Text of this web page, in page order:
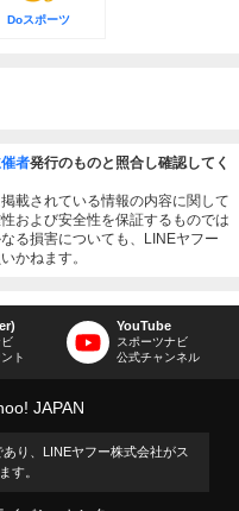
Doスポーツ
者発行のものと照合し確認してく
載されている情報の内容に関して
および安全性を保証するものでは
る損害についても、LINEヤフー
かねます。
ト
YouTube
スポーツナビ
公式チャンネル
JAPAN
り、LINEヤフー株式会社がス
す。